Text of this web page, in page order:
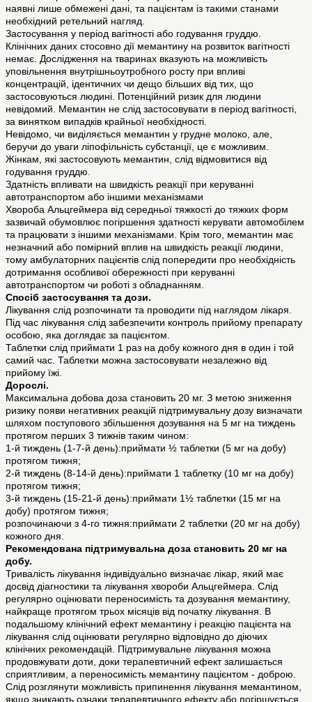
наявні лише обмежені дані, та пацієнтам із такими станами
необхідний ретельний нагляд.
Застосування у період вагітності або годування груддю.
Клінічних даних стосовно дії мемантину на розвиток вагітності
немає. Дослідження на тваринах вказують на можливість
уповільнення внутрішньоутробного росту при впливі
концентрацій, ідентичних чи дещо більших від тих, що
застосовуються людині. Потенційний ризик для людини
невідомий. Мемантин не слід застосовувати в період вагітності,
за винятком випадків крайньої необхідності.
Невідомо, чи виділяється мемантин у грудне молоко, але,
беручи до уваги ліпофільність субстанції, це є можливим.
Жінкам, які застосовують мемантин, слід відмовитися від
годування груддю.
Здатність впливати на швидкість реакції при керуванні
автотранспортом або іншими механізмами
Хвороба Альцгеймера від середньої тяжкості до тяжких форм
зазвичай обумовлює погіршення здатності керувати автомобілем
та працювати з іншими механізмами. Крім того, мемантин має
незначний або помірний вплив на швидкість реакції людини,
тому амбулаторних пацієнтів слід попередити про необхідність
дотримання особливої обережності при керуванні
автотранспортом чи роботі з обладнанням.
Спосіб застосування та дози.
Лікування слід розпочинати та проводити під наглядом лікаря.
Під час лікування слід забезпечити контроль прийому препарату
особою, яка доглядає за пацієнтом.
Таблетки слід приймати 1 раз на добу кожного дня в один і той
самий час. Таблетки можна застосовувати незалежно від
прийому їжі.
Дорослі.
Максимальна добова доза становить 20 мг. З метою зниження
ризику появи негативних реакцій підтримувальну дозу визначати
шляхом поступового збільшення дозування на 5 мг на тиждень
протягом перших 3 тижнів таким чином:
1-й тиждень (1-7-й день):приймати ½ таблетки (5 мг на добу)
протягом тижня;
2-й тиждень (8-14-й день):приймати 1 таблетку (10 мг на добу)
протягом тижня;
3-й тиждень (15-21-й день):приймати 1½ таблетки (15 мг на
добу) протягом тижня;
розпочинаючи з 4-го тижня:приймати 2 таблетки (20 мг на добу)
кожного дня.
Рекомендована підтримувальна доза становить 20 мг на
добу.
Тривалість лікування індивідуально визначає лікар, який має
досвід діагностики та лікування хвороби Альцгеймера. Слід
регулярно оцінювати переносимість та дозування мемантину,
найкраще протягом трьох місяців від початку лікування. В
подальшому клінічний ефект мемантину і реакцію пацієнта на
лікування слід оцінювати регулярно відповідно до діючих
клінічних рекомендацій. Підтримувальне лікування можна
продовжувати доти, доки терапевтичний ефект залишається
сприятливим, а переносимість мемантину пацієнтом - доброю.
Слід розглянути можливість припинення лікування мемантином,
якщо зникають ознаки терапевтичного ефекту або погіршується